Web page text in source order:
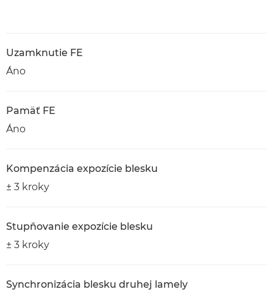
Uzamknutie FE
Áno
Pamäť FE
Áno
Kompenzácia expozície blesku
± 3 kroky
Stupňovanie expozície blesku
± 3 kroky
Synchronizácia blesku druhej lamely